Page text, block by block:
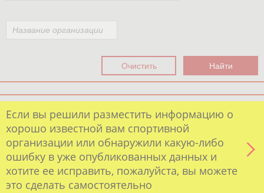
Если вы решили разместить информацию о
хорошо известной вам спортивной
организации или обнаружили какую-либо
ошибку в уже опубликованных данных и
хотите ее исправить, пожалуйста, вы можете
это сделать самостоятельно